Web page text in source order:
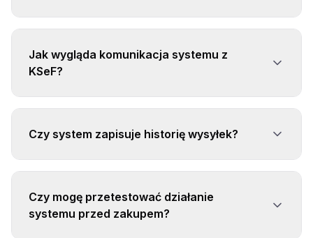
Jak wygląda komunikacja systemu z
KSeF?
Czy system zapisuje historię wysyłek?
Czy mogę przetestować działanie
systemu przed zakupem?